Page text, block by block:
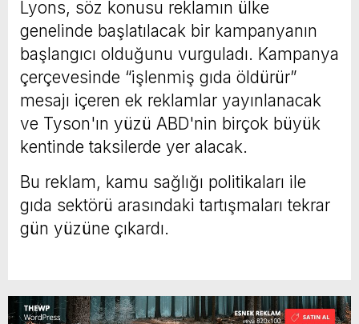
Lyons, söz konusu reklamın ülke
genelinde başlatılacak bir kampanyanın
başlangıcı olduğunu vurguladı. Kampanya
çerçevesinde “işlenmiş gıda öldürür”
mesajı içeren ek reklamlar yayınlanacak
ve Tyson'ın yüzü ABD'nin birçok büyük
kentinde taksilerde yer alacak.
Bu reklam, kamu sağlığı politikaları ile
gıda sektörü arasındaki tartışmaları tekrar
gün yüzüne çıkardı.